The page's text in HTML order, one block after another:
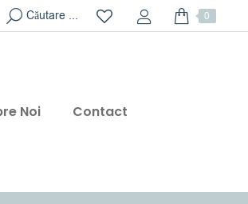
Search:Căutare ... 0
Noi Contact